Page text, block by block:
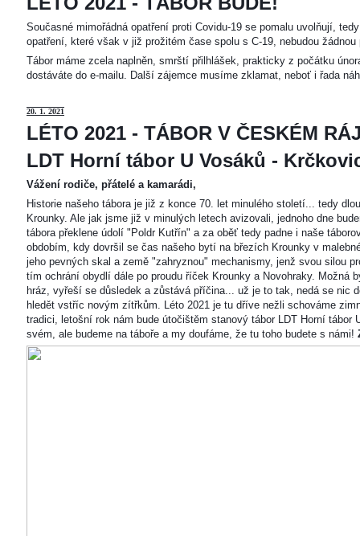
Současné mimořádná opatření proti Covidu-19 se pomalu uvolňují,
opatření, které však v již prožitém čase spolu s C-19, nebudou žádnou
Tábor máme zcela naplněn, smrští přilhlášek, prakticky z počátku
dostáváte do e-mailu. Další zájemce musíme zklamat, neboť i řada
20. 1. 2021
LÉTO 2021 - TÁBOR V ČESKÉM
LDT Horní tábor U Vosáků -
Vážení rodiče, přátelé a kamarádi,
Historie našeho tábora je již z konce 70. let minulého století... tedy
Krounky. Ale jak jsme již v minulých letech avizovali, jednoho dne
tábora překlene údolí "Poldr Kutřín" a za oběť tedy padne i naše
obdobím, kdy dovršil se čas našeho bytí na březích Krounky v
jeho pevných skal a země "zahryznou" mechanismy, jenž svou silou
tím ochrání obydlí dále po proudu říček Krounky a Novohraky. Možná
hráz, vyřeší se důsledek a zůstává příčina... už je to tak, nedá se nic
hledět vstříc novým zítřkům. Léto 2021 je tu dříve nežli schováme
tradici, letošní rok nám bude útočištěm stanový tábor LDT Horní tábor
svém, ale budeme na táboře a my doufáme, že tu toho budete s námi!